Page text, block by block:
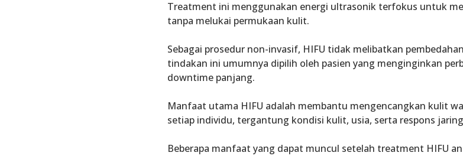
Treatment ini menggunakan energi ultrasonik terfokus untuk
tanpa melukai permukaan kulit.
Sebagai prosedur non-invasif, HIFU tidak melibatkan
tindakan ini umumnya dipilih oleh pasien yang menginginkan
downtime panjang.
Manfaat utama HIFU adalah membantu mengencangkan kulit
setiap individu, tergantung kondisi kulit, usia, serta respons
Beberapa manfaat yang dapat muncul setelah treatment HIFU